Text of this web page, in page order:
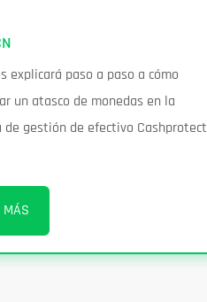
explicará paso a paso a cómo
un atasco de monedas en la
de gestión de efectivo Cashprotect
MÁS